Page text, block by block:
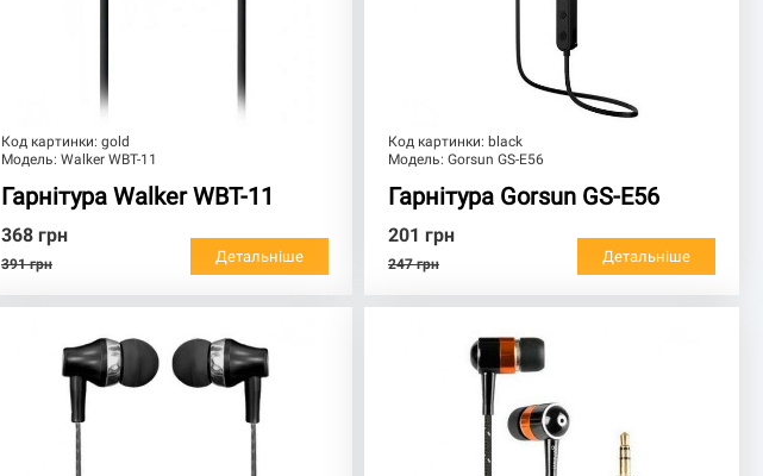
Код картинки:gold
Модель:Walker WBT-11
Гарнітура Walker WBT-11
368 грн
391 грн Детальніше
Код картинки: black
Модель:Gorsun GS-E56
Гарнітура Gorsun GS-E56
201 грн
247 грн Детальніше